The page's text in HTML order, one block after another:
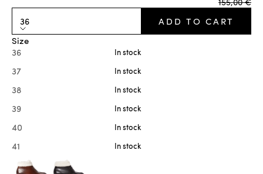
36
Size
36
In stock
37 In stock
38 In stock
39 In stock
40 In stock
41 In stock
ADD TO CART